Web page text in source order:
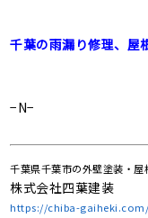
千葉の雨漏り修理、屋
−N−
千葉県千葉市の外壁塗装・
株式会社四葉建装
https://chiba-gaiheki.com/